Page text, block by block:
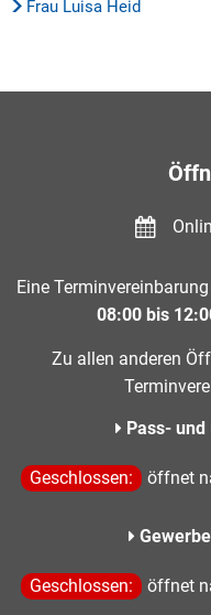
Frau Luisa Heid
Eine
08:00 bis
Zu allen anderen
Pass-
Klicken, um weitere
Geschlossen: öffnet
Klicken, um weitere
Geschlossen: öffnet